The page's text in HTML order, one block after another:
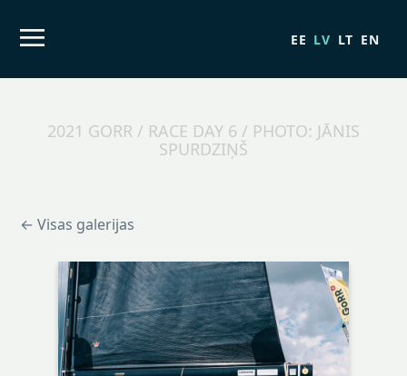
EE LV LT EN
2021 GORR / RACE DAY 6 / PHOTO: JĀNIS
SPURDZIŅŠ
← Visas galerijas